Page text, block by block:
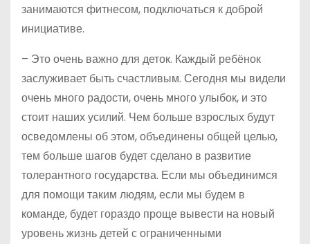
занимаются фитнесом, подключаться к доброй
инициативе.
– Это очень важно для деток. Каждый ребёнок
заслуживает быть счастливым. Сегодня мы видели
очень много радости, очень много улыбок, и это
стоит наших усилий. Чем больше взрослых будут
осведомлены об этом, объединены общей целью,
тем больше шагов будет сделано в развитие
толерантного государства. Если мы объединимся
для помощи таким людям, если мы будем в
команде, будет гораздо проще вывести на новый
уровень жизнь детей с ограниченными